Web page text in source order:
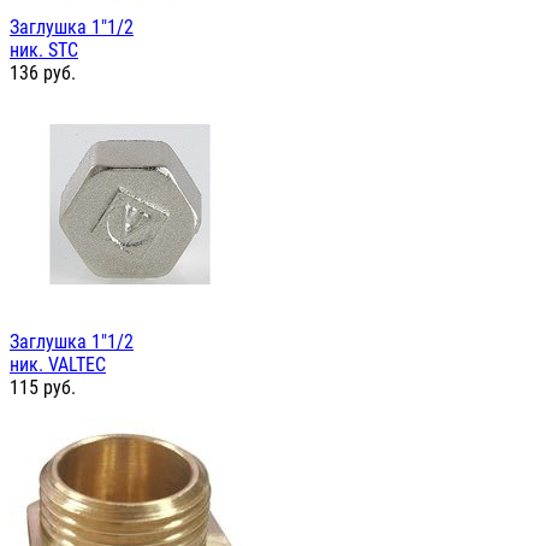
Заглушка 1"1/2
ник. STC
136 руб.
Заглушка 1"1/2
ник. VALTEC
115 руб.